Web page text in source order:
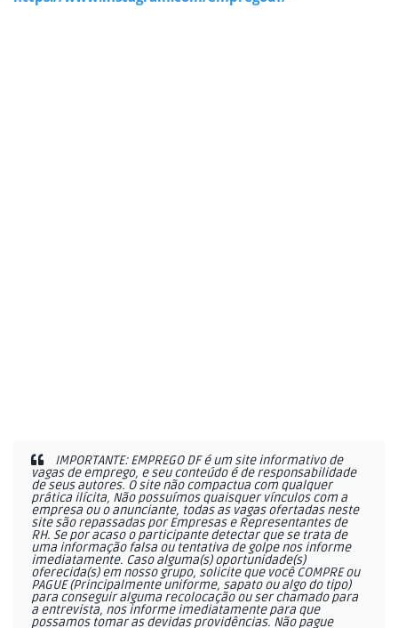
IMPORTANTE: EMPREGO DF é um site informativo de
vagas de emprego, e seu conteúdo é de responsabilidade
de seus autores. O site não compactua com qualquer
prática ilícita, Não possuímos quaisquer vínculos com a
empresa ou o anunciante, todas as vagas ofertadas neste
site são repassadas por Empresas e Representantes de
RH. Se por acaso o participante detectar que se trata de
uma informação falsa ou tentativa de golpe nos informe
imediatamente. Caso alguma(s) oportunidade(s)
oferecida(s) em nosso grupo, solicite que você COMPRE ou
PAGUE (Principalmente uniforme, sapato ou algo do tipo)
para conseguir alguma recolocação ou ser chamado para
a entrevista, nos informe imediatamente para que
possamos tomar as devidas providências. Não pague